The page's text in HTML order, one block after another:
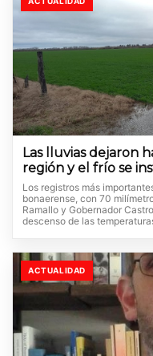
Las lluvias dejaron
región y el frío se
Los registros más
bonaerense, con 70
Ramallo y Gobernador
descenso de las
ACTUALIDAD